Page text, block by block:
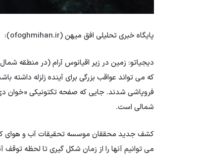
پایگاه خبری تحلیلی افق میهن (ofoghmihan.ir):
دیجیاتو: زمین در زیر اقیانوس آرام (در منطقه
که می تواند عواقب بزرگی برای آینده زلزله
فروپاشی شدند. جایی که صفحه تکتونیکی «خوان
شمالی است.
کشف جدید محققان موسسه تحقیقات آب و هوای
می توانیم آنها را از زمان شکل گیری تا لحظه